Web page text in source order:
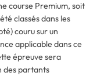
course Premium, soit
classés dans les
couru sur un
applicable dans ce
épreuve sera
des partants